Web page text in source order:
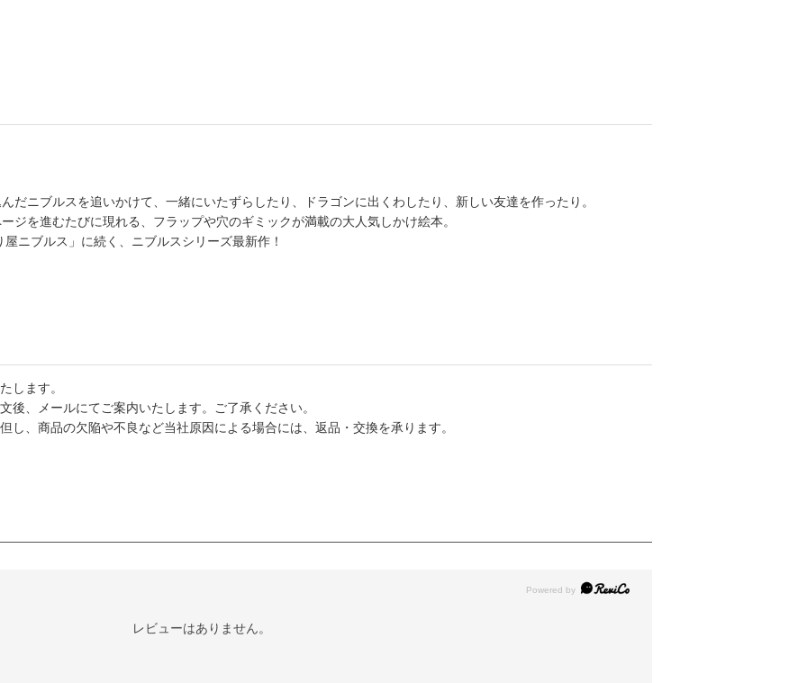
だニブルスを追いかけて、一緒にいたずらしたり、ドラゴンに出くわしたり、新しい友達を作ったり。
ジを進むたびに現れる、フラップや穴のギミックが満載の大人気しかけ絵本。
ニブルス」に続く、ニブルスシリーズ最新作！
します。
後、メールにてご案内いたします。ご了承ください。
し、商品の欠陥や不良など当社原因による場合には、返品・交換を承ります。
レビューはありません。